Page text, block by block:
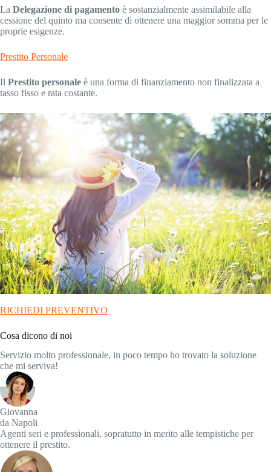
La Delegazione di pagamento è sostanzialmente assimilabile alla
cessione del quinto ma consente di ottenere una maggior somma per le
proprie esigenze.
Prestito Personale
Il Prestito personale è una forma di finanziamento non finalizzata a
tasso fisso e rata costante.
RICHIEDI PREVENTIVO
Cosa dicono di noi
Servizio molto professionale, in poco tempo ho trovato la soluzione
che mi serviva!
Giovanna
da Napoli
Agenti seri e professionali, sopratutto in merito alle tempistiche per
ottenere il prestito.